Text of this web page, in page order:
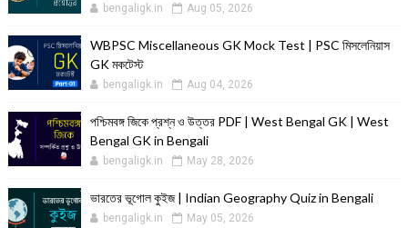
bengaligk.in Aug 05, 2026
WBPSC Miscellaneous GK Mock Test | PSC মিসলেনিয়াস
GK মকটেস্ট
bengaligk.in Aug 04, 2026
পশ্চিমবঙ্গ জিকে প্রশ্ন ও উত্তর PDF | West Bengal GK | West
Bengal GK in Bengali
bengaligk.in May 28, 2026
ভারতের ভূগোল কুইজ | Indian Geography Quiz in Bengali
bengaligk.in May 05, 2026